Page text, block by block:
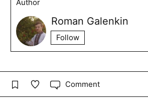
Author
Roman Galenkin
Follow
Comment